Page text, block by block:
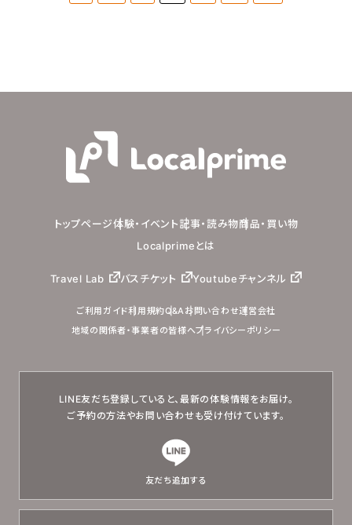
トップページ体験・イベント記事・読み物商品・買い物
Localprimeとは
Travel Lab バスチケット Youtubeチャンネル
ご利用ガイド利用規約Q&A お問い合わせ運営会社
地域の関係者・事業者の皆様へプライバシーポリシー
LINE友だち登録していると、最新の体験情報をお届け。
ご予約の方法やお問い合わせも受け付けています。
友だち追加する